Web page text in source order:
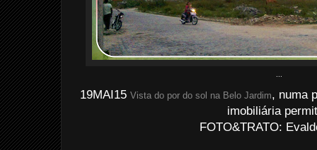
19MAI15Vista do por do sol na Belo Jardim, numa
imobiliária
FOTO&TRATO: